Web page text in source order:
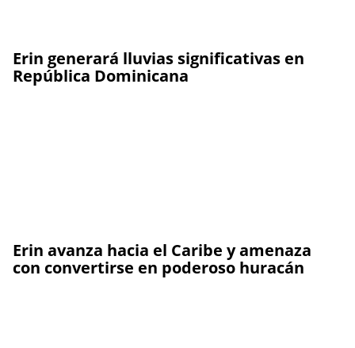
Erin generará lluvias significativas en
República Dominicana
Erin avanza hacia el Caribe y amenaza
con convertirse en poderoso huracán